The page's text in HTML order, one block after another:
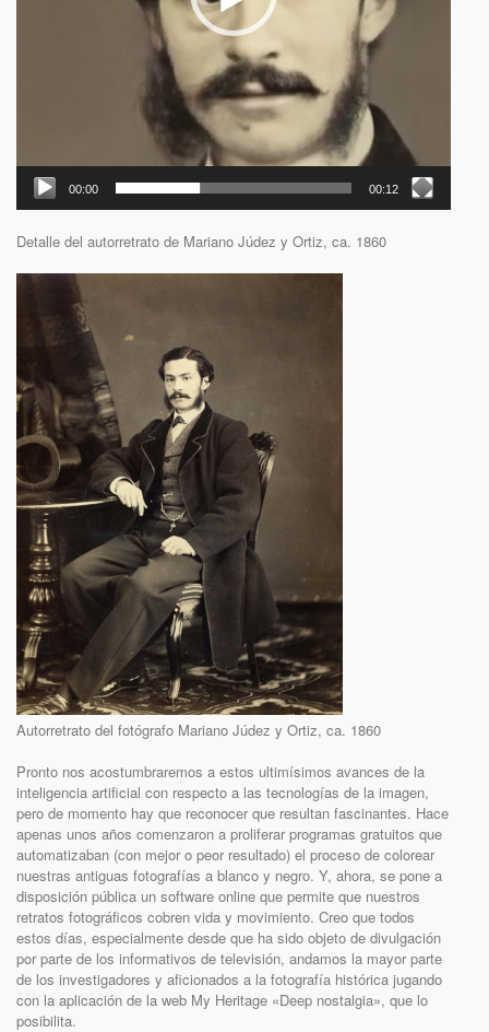
00:00 00:12
Detalle del autorretrato de Mariano Júdez y Ortiz, ca. 1860
Autorretrato del fotógrafo Mariano Júdez y Ortiz, ca. 1860
Pronto nos acostumbraremos a estos ultimísimos avances de la
inteligencia artificial con respecto a las tecnologías de la imagen,
pero de momento hay que reconocer que resultan fascinantes. Hace
apenas unos años comenzaron a proliferar programas gratuitos que
automatizaban (con mejor o peor resultado) el proceso de colorear
nuestras antiguas fotografías a blanco y negro. Y, ahora, se pone a
disposición pública un software online que permite que nuestros
retratos fotográficos cobren vida y movimiento. Creo que todos
estos días, especialmente desde que ha sido objeto de divulgación
por parte de los informativos de televisión, andamos la mayor parte
de los investigadores y aficionados a la fotografía histórica jugando
con la aplicación de la web My Heritage «Deep nostalgia», que lo
posibilita.